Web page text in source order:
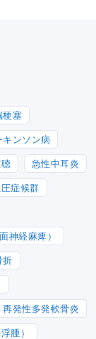
梗塞
キンソン病
急性中耳炎
症候群
神経麻痺）
折
再発性多発軟骨炎
腫）